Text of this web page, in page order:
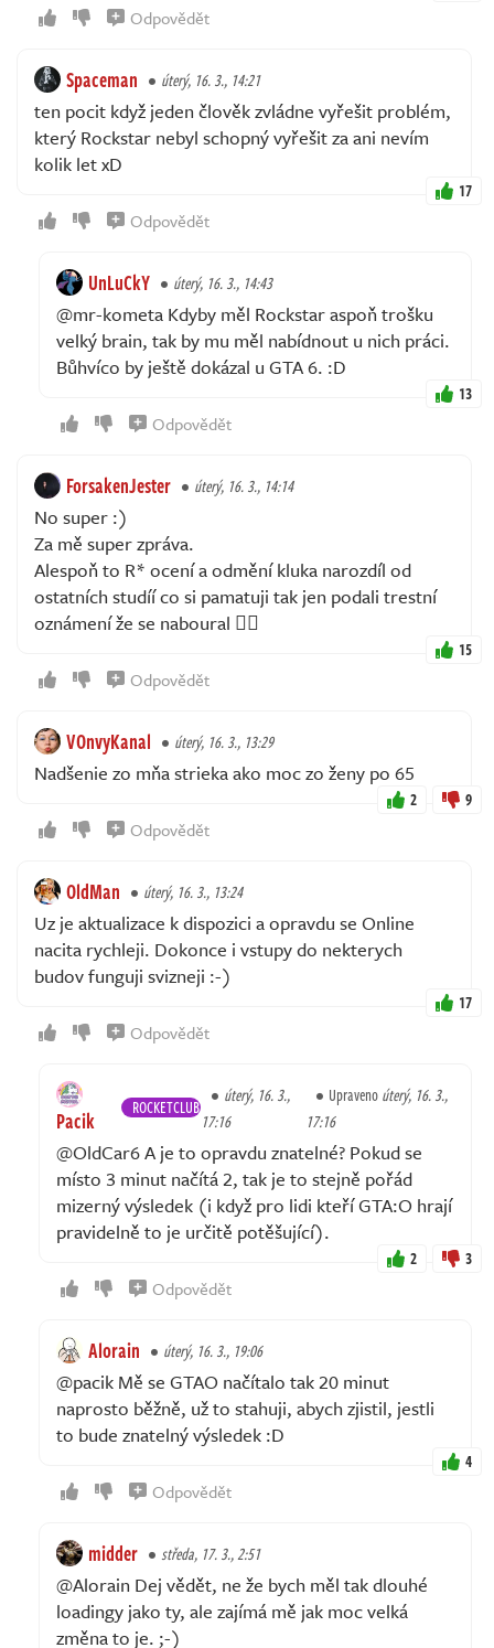
Odpovědět
Spaceman úterý, 16. 3., 14:21
ten pocit když jeden člověk zvládne vyřešit problém,
který Rockstar nebyl schopný vyřešit za ani nevím
kolik let xD
17
Odpovědět
UnLuCkY úterý, 16. 3., 14:43
@mr-kometa Kdyby měl Rockstar aspoň trošku
velký brain, tak by mu měl nabídnout u nich práci.
Bůhvíco by ještě dokázal u GTA 6. :D
13
Odpovědět
ForsakenJester úterý, 16. 3., 14:14
No super :)
Za mě super zpráva.
Alespoň to R* ocení a odmění kluka narozdíl od
ostatních studíí co si pamatuji tak jen podali trestní
oznámení že se naboural 🤷‍♂️
15
Odpovědět
VOnvyKanal úterý, 16. 3., 13:29
Nadšenie zo mňa strieka ako moc zo ženy po 65
2 9
Odpovědět
OldMan úterý, 16. 3., 13:24
Uz je aktualizace k dispozici a opravdu se Online
nacita rychleji. Dokonce i vstupy do nekterych
budov funguji svizneji :-)
17
Odpovědět
Pacik ROCKETCLUB
úterý, 16. 3.,
17:16
Upravenoúterý, 16. 3.,
17:16
@OldCar6 A je to opravdu znatelné? Pokud se
místo 3 minut načítá 2, tak je to stejně pořád
mizerný výsledek (i když pro lidi kteří GTA:O hrají
pravidelně to je určitě potěšující).
2 3
Odpovědět
Alorain úterý, 16. 3., 19:06
@pacik Mě se GTAO načítalo tak 20 minut
naprosto běžně, už to stahuji, abych zjistil, jestli
to bude znatelný výsledek :D
4
Odpovědět
midder středa, 17. 3., 2:51
@Alorain Dej vědět, ne že bych měl tak dlouhé
loadingy jako ty, ale zajímá mě jak moc velká
změna to je. ;-)